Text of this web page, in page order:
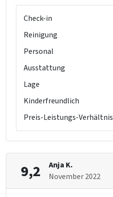
Check-in
Reinigung
Personal
Ausstattung
Lage
Kinderfreundlich
Preis-Leistungs-Verhältnis
9,2
Anja K.
November 2022